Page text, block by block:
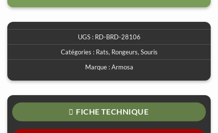
UGS : RD-BRD-28106
Catégories : Rats, Rongeurs, Souris
Marque :Armosa
FICHE TECHNIQUE